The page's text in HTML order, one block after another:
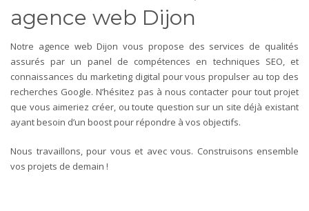
agence web Dijon
Notre agence web Dijon vous propose des services de qualités
assurés par un panel de compétences en techniques SEO, et
connaissances du marketing digital pour vous propulser au top des
recherches Google.N’hésitez pas à nous contacter pour tout projet
que vous aimeriez créer, ou toute question sur un site déjà existant
ayant besoin d’un boost pour répondre à vos objectifs.
Nous travaillons, pour vous et avec vous. Construisons ensemble
vos projets de demain !